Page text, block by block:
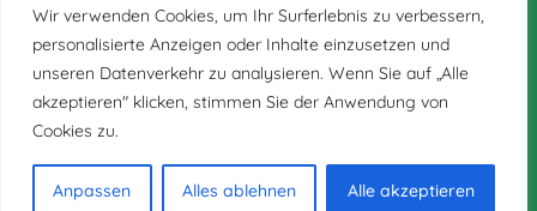
Wir verwenden Cookies, um Ihr Surferlebnis zu verbessern,
personalisierte Anzeigen oder Inhalte einzusetzen und
unseren Datenverkehr zu analysieren. Wenn Sie auf „Alle
akzeptieren" klicken, stimmen Sie der Anwendung von
Cookies zu.
Anpassen Alles ablehnen Alle akzeptieren
Impressum
Datenschutz